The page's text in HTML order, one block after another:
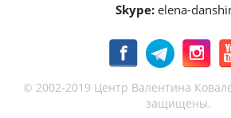
Skype: elena-
© 2002-2019 Центр Валентина
защищены.